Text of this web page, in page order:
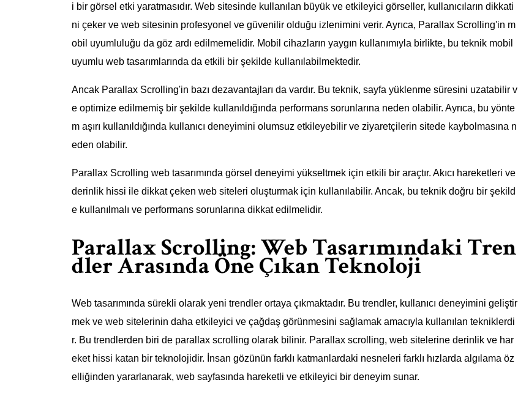
i bir görsel etki yaratmasıdır. Web sitesinde kullanılan büyük ve etkileyici görseller, kullanıcıların dikkati
ni çeker ve web sitesinin profesyonel ve güvenilir olduğu izlenimini verir. Ayrıca, Parallax Scrolling'in m
obil uyumluluğu da göz ardı edilmemelidir. Mobil cihazların yaygın kullanımıyla birlikte, bu teknik mobil
uyumlu web tasarımlarında da etkili bir şekilde kullanılabilmektedir.
Ancak Parallax Scrolling'in bazı dezavantajları da vardır. Bu teknik, sayfa yüklenme süresini uzatabilir v
e optimize edilmemiş bir şekilde kullanıldığında performans sorunlarına neden olabilir. Ayrıca, bu yönte
m aşırı kullanıldığında kullanıcı deneyimini olumsuz etkileyebilir ve ziyaretçilerin sitede kaybolmasına n
eden olabilir.
Parallax Scrolling web tasarımında görsel deneyimi yükseltmek için etkili bir araçtır. Akıcı hareketleri ve
derinlik hissi ile dikkat çeken web siteleri oluşturmak için kullanılabilir. Ancak, bu teknik doğru bir şekild
e kullanılmalı ve performans sorunlarına dikkat edilmelidir.
Parallax Scrolling: Web Tasarımındaki Tren
dler Arasında Öne Çıkan Teknoloji
Web tasarımında sürekli olarak yeni trendler ortaya çıkmaktadır. Bu trendler, kullanıcı deneyimini geliştir
mek ve web sitelerinin daha etkileyici ve çağdaş görünmesini sağlamak amacıyla kullanılan tekniklerdi
r. Bu trendlerden biri de parallax scrolling olarak bilinir. Parallax scrolling, web sitelerine derinlik ve har
eket hissi katan bir teknolojidir. İnsan gözünün farklı katmanlardaki nesneleri farklı hızlarda algılama öz
elliğinden yararlanarak, web sayfasında hareketli ve etkileyici bir deneyim sunar.